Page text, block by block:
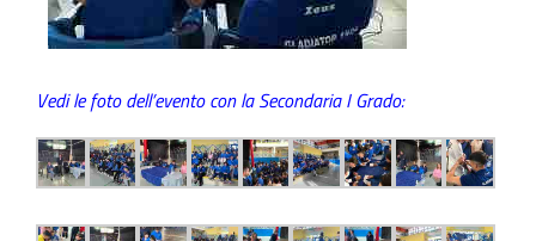
Vedi le foto dell’evento con la Secondaria I Grado: